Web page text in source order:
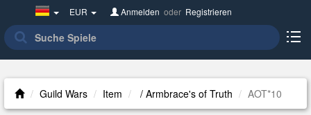
Germany(Deutsch)
EUR Anmelden oder Registrieren
Guild Wars Item / Armbrace's of Truth AOT*10